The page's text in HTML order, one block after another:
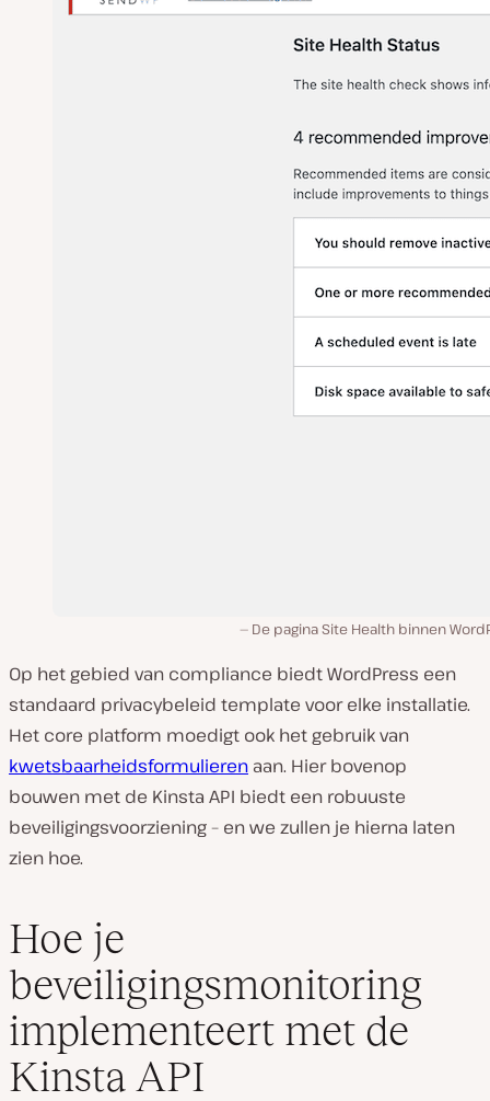
De pagina Site Health binnen
Op het gebied van compliance biedt WordPress een
standaard privacybeleid template voor elke installatie.
Het core platform moedigt ook het gebruik van
kwetsbaarheidsformulieren aan. Hier bovenop
bouwen met de Kinsta API biedt een robuuste
beveiligingsvoorziening – en we zullen je hierna laten
zien hoe.
Hoe je
beveiligingsmonitoring
implementeert met de
Kinsta API